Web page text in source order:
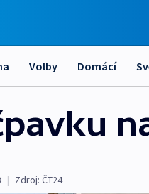
Volby Domácí
| Zdroj: ČT24